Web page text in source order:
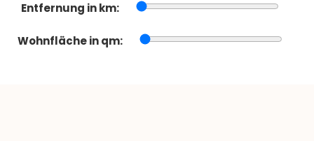
Entfernung in km:
Wohnfläche in qm: